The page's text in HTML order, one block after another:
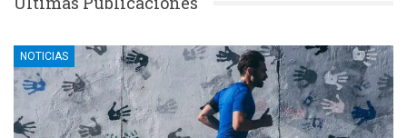
NOTICIAS